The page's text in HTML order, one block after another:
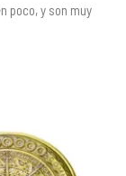
poco, y son muy